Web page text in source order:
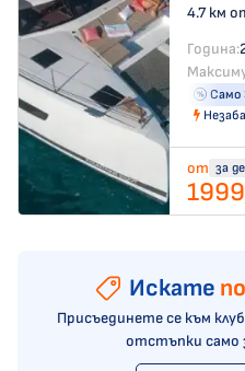
4.7 км
Година:
Само
от за
Искате
Присъединете се към
отстъпки само